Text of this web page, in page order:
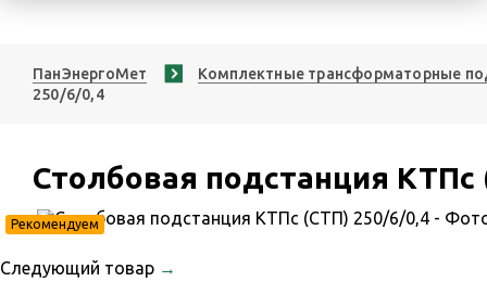
ПанЭнергоМет
Комплектные трансформаторные
250/6/0,4
Столбовая подстанция
Рекомендуем
Следующий товар →